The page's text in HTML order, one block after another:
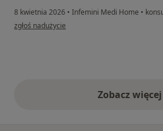
8 kwietnia 2026 • Infemini Medi Home •
w opinii użytkownika JSZG
zgłoś nadużycie
Zobacz więcej
opinie